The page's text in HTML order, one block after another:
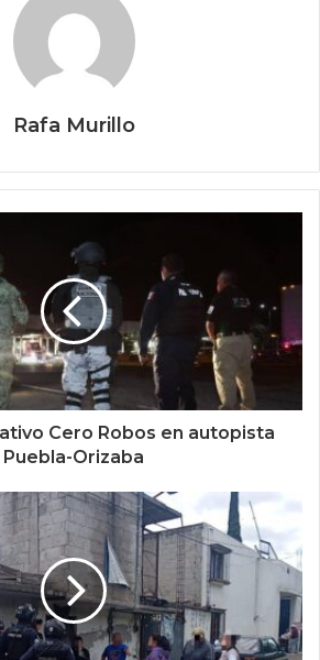
Rafa Murillo
Cero Robos en autopista
Puebla-Orizaba